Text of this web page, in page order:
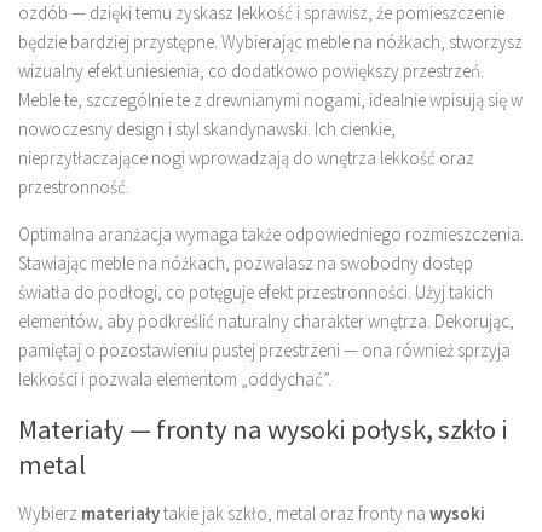
ozdób — dzięki temu zyskasz lekkość i sprawisz, że pomieszczenie
będzie bardziej przystępne. Wybierając meble na nóżkach, stworzysz
wizualny efekt uniesienia, co dodatkowo powiększy przestrzeń.
Meble te, szczególnie te z drewnianymi nogami, idealnie wpisują się w
nowoczesny design i styl skandynawski. Ich cienkie,
nieprzytłaczające nogi wprowadzają do wnętrza lekkość oraz
przestronność.
Optimalna aranżacja wymaga także odpowiedniego rozmieszczenia.
Stawiając meble na nóżkach, pozwalasz na swobodny dostęp
światła do podłogi, co potęguje efekt przestronności. Użyj takich
elementów, aby podkreślić naturalny charakter wnętrza. Dekorując,
pamiętaj o pozostawieniu pustej przestrzeni — ona również sprzyja
lekkości i pozwala elementom „oddychać”.
Materiały — fronty na wysoki połysk, szkło i
metal
Wybierz materiałytakie jak szkło, metal oraz fronty na wysoki